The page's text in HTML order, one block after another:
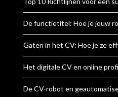
De functietitel: Hoe je jouw
Gaten in het CV: Hoe je ze
Het digitale CV en online
De CV-robot en